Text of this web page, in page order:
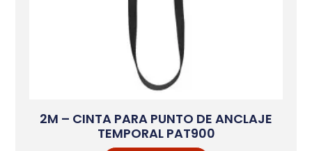
2M – CINTA PARA PUNTO DE ANCLAJE
TEMPORAL PAT900